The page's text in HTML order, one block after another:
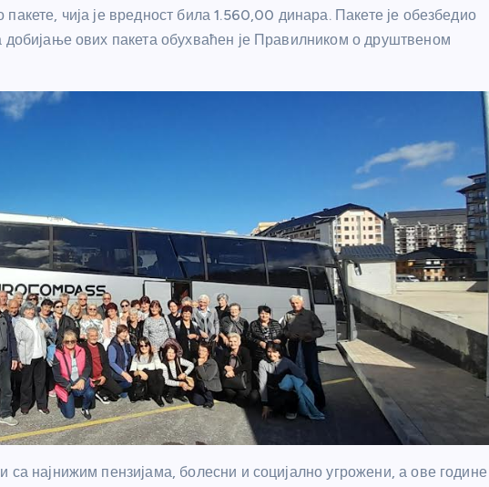
чија је вредност била 1.560,00 динара. Пакете је обезбедио
добијање ових пакета обухваћен је Правилником о друштвеном
са најнижим пензијама, болесни и социјално угрожени, а ове године